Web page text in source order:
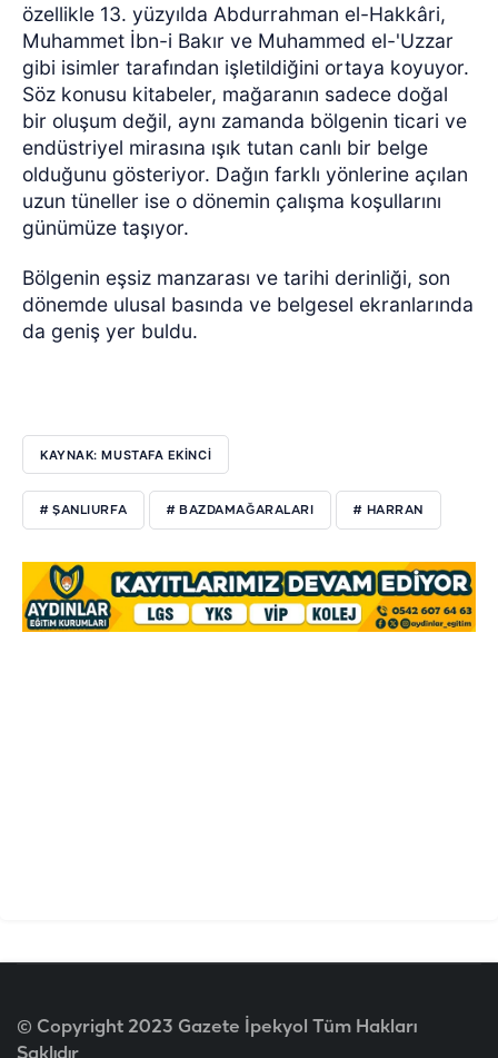
özellikle 13. yüzyılda Abdurrahman el-Hakkâri,
Muhammet İbn-i Bakır ve Muhammed el-'Uzzar
gibi isimler tarafından işletildiğini ortaya koyuyor.
Söz konusu kitabeler, mağaranın sadece doğal
bir oluşum değil, aynı zamanda bölgenin ticari ve
endüstriyel mirasına ışık tutan canlı bir belge
olduğunu gösteriyor. Dağın farklı yönlerine açılan
uzun tüneller ise o dönemin çalışma koşullarını
günümüze taşıyor.
Bölgenin eşsiz manzarası ve tarihi derinliği, son
dönemde ulusal basında ve belgesel ekranlarında
da geniş yer buldu.
KAYNAK: MUSTAFA EKİNCİ
# ŞANLIURFA # BAZDAMAĞARALARI # HARRAN
© Copyright 2023 Gazete İpekyol Tüm Hakları
Saklıdır